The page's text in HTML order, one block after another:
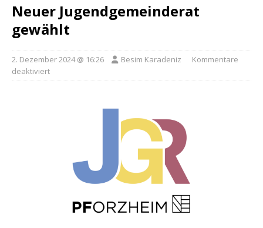
Neuer Jugendgemeinderat
gewählt
2. Dezember 2024 @ 16:26 Besim Karadeniz
Kommentare
deaktiviert